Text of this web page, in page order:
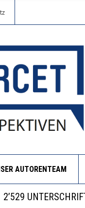
AUTORENTEAM
DIE VERSTÄRKTE